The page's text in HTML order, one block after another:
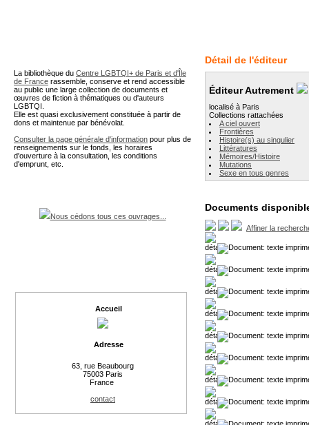
Détail de l'éditeur
Éditeur Autrement
localisé à Paris
Collections rattachées
A ciel ouvert
Frontières
Histoire(s) au singulier
Littératures
Mémoires/Histoire
Mutations
Sexe en tous genres
Documents
Affiner la
La bibliothèque du Centre LGBTQI+ de Paris et d'Île
de France rassemble, conserve et rend accessible
au public une large collection de documents et
œuvres de fiction à thématiques ou d'auteurs
LGBTQI.
Elle est quasi exclusivement constituée à partir de
dons et maintenue par bénévolat.
Consulter la page générale d'information pour plus de
renseignements sur le fonds, les horaires
d'ouverture à la consultation, les conditions
d'emprunt, etc.
Nous cédons tous ces ouvrages...
Accueil
Adresse
63, rue Beaubourg
75003 Paris
France
contact